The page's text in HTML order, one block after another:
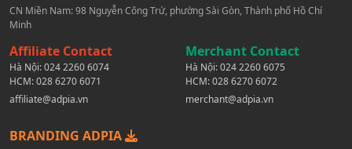
CN Miền Nam: 98 Nguyễn Công Trứ, phường Sài Gòn, Thành phố Hồ Chí
Minh
Affiliate Contact
Hà Nội:024 2260 6074
HCM:028 6270 6071
affiliate@adpia.vn
Merchant Contact
Hà Nội:024 2260 6075
HCM:028 6270 6072
merchant@adpia.vn
BRANDING ADPIA